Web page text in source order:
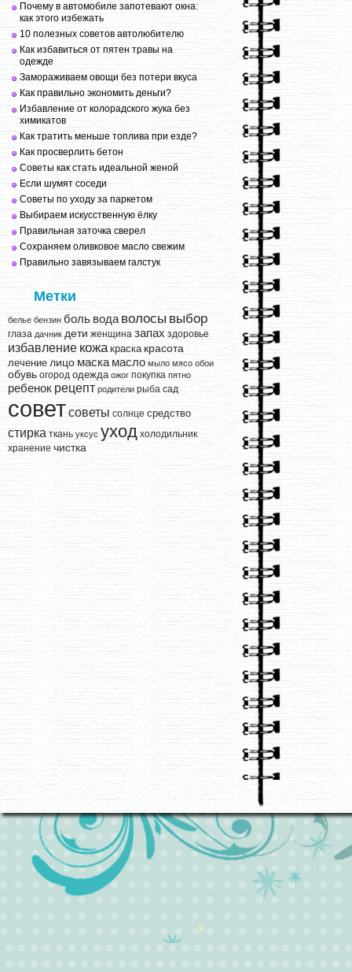
Почему в автомобиле запотевают окна:
как этого избежать
10 полезных советов автолюбителю
Как избавиться от пятен травы на
одежде
Замораживаем овощи без потери вкуса
Как правильно экономить деньги?
Избавление от колорадского жука без
химикатов
Как тратить меньше топлива при езде?
Как просверлить бетон
Советы как стать идеальной женой
Если шумят соседи
Советы по уходу за паркетом
Выбираем искусственную ёлку
Правильная заточка сверел
Сохраняем оливковое масло свежим
Правильно завязываем галстук
Метки
белье бензин боль вода волосы выбор
глаза дачник дети женщина запах здоровье
избавление кожа краска красота
лечение лицо маска масло мыло мясо обои
обувь огород одежда ожог покупка пятно
ребенок рецепт родители рыба сад
советсоветы солнце средство
стирка ткань уксус уход холодильник
хранение чистка